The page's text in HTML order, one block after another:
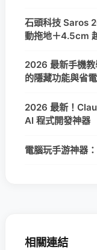
石頭科技 Saros
動拖地＋4.5cm
2026 最新手機
的隱藏功能與省
2026 最新！
AI 程式開發神器
電腦玩手游神器
相關連結